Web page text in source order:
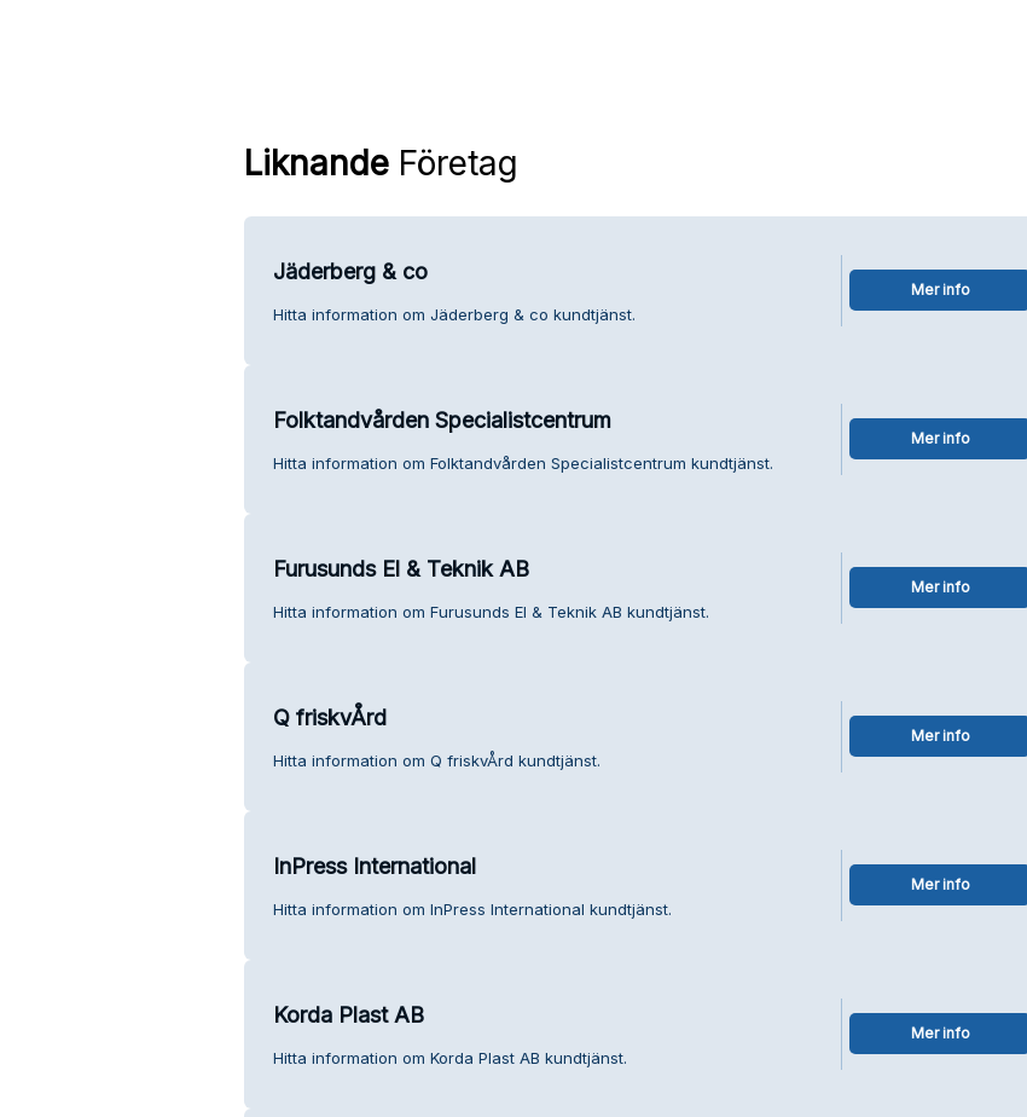
LiknandeFöretag
Jäderberg & co
Hitta information om Jäderberg & co kundtjänst.
Mer info
Folktandvården Specialistcentrum
Hitta information om Folktandvården Specialistcentrum kundtjänst.
Mer info
Furusunds El & Teknik AB
Hitta information om Furusunds El & Teknik AB kundtjänst.
Mer info
Q friskvÅrd
Hitta information om Q friskvÅrd kundtjänst.
Mer info
InPress International
Hitta information om InPress International kundtjänst.
Mer info
Korda Plast AB
Hitta information om Korda Plast AB kundtjänst.
Mer info